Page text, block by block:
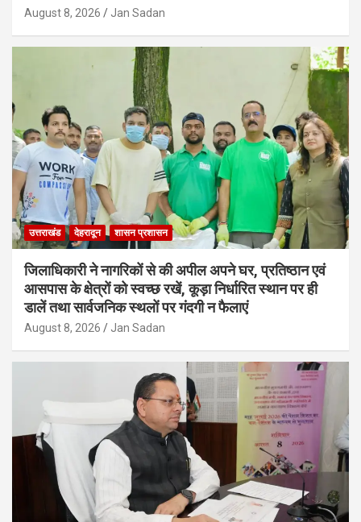
August 8, 2026 Jan Sadan
उत्तराखंड देहरादून शासन प्रशासन
जिलाधिकारी ने नागरिकों से की अपील अपने घर, प्रतिष्ठान एवं
आसपास के क्षेत्रों को स्वच्छ रखें, कूड़ा निर्धारित स्थान पर ही
डालें तथा सार्वजनिक स्थलों पर गंदगी न फैलाएं
August 8, 2026 Jan Sadan